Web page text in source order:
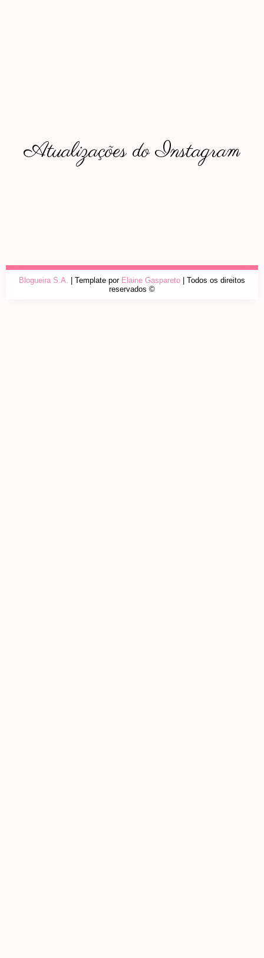
Atualizações do Instagram
Blogueira S.A. | Template por Elaine Gaspareto | Todos os direitos
reservados ©